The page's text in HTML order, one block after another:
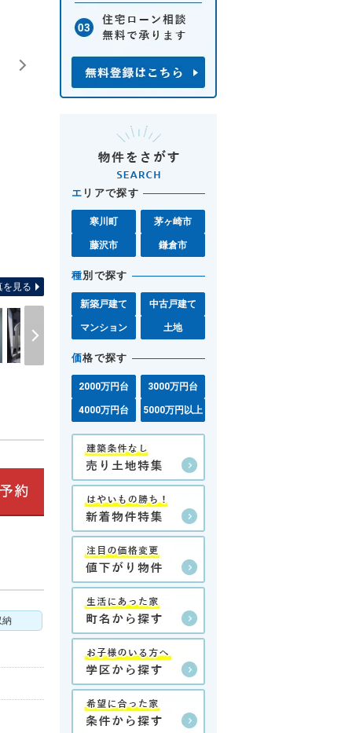
を見る
納
エ リアで探す
寒川町 茅ヶ崎市
藤沢市 鎌倉市
種別で探す
新築戸建て 中古戸建て
マンション 土地
価格で探す
2000万円台 3000万円台
4000万円台 5000万円以上